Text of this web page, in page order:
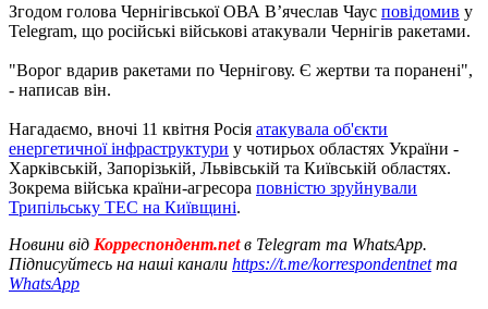
Згодом голова Чернігівської ОВА В’ячеслав Чаус повідомив у
Telegram, що російські військові атакували Чернігів ракетами.
"Ворог вдарив ракетами по Чернігову. Є жертви та поранені",
- написав він.
Нагадаємо, вночі 11 квітня Росія атакувала об'єкти
енергетичної інфраструктури у чотирьох областях України -
Харківській, Запорізькій, Львівській та Київській областях.
Зокрема війська країни-агресора повністю зруйнували
Трипільську ТЕС на Київщині.
Новини від Корреспондент.netв Telegram та WhatsApp.
Підписуйтесь на наші канали https://t.me/korrespondentnetта
WhatsApp